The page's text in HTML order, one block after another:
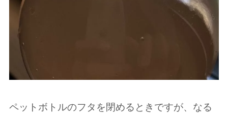
ペットボトルのフタを閉めるときですが、なる